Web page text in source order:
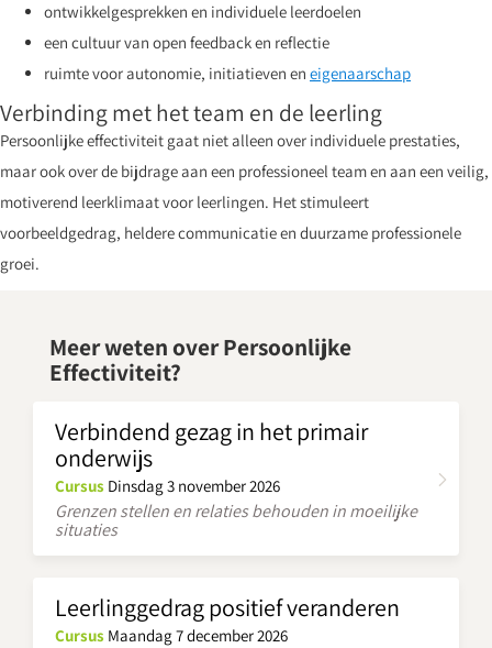
ontwikkelgesprekken en individuele leerdoelen
een cultuur van open feedback en reflectie
ruimte voor autonomie, initiatieven en eigenaarschap
Verbinding met het team en de leerling
Persoonlijke effectiviteit gaat niet alleen over individuele prestaties,
maar ook over de bijdrage aan een professioneel team en aan een veilig,
motiverend leerklimaat voor leerlingen. Het stimuleert
voorbeeldgedrag, heldere communicatie en duurzame professionele
groei.
Meer weten over Persoonlijke
Effectiviteit?
Verbindend gezag in het primair
onderwijs
Cursus Dinsdag 3 november 2026
Grenzen stellen en relaties behouden in moeilijke
situaties
Leerlinggedrag positief veranderen
Cursus Maandag 7 december 2026